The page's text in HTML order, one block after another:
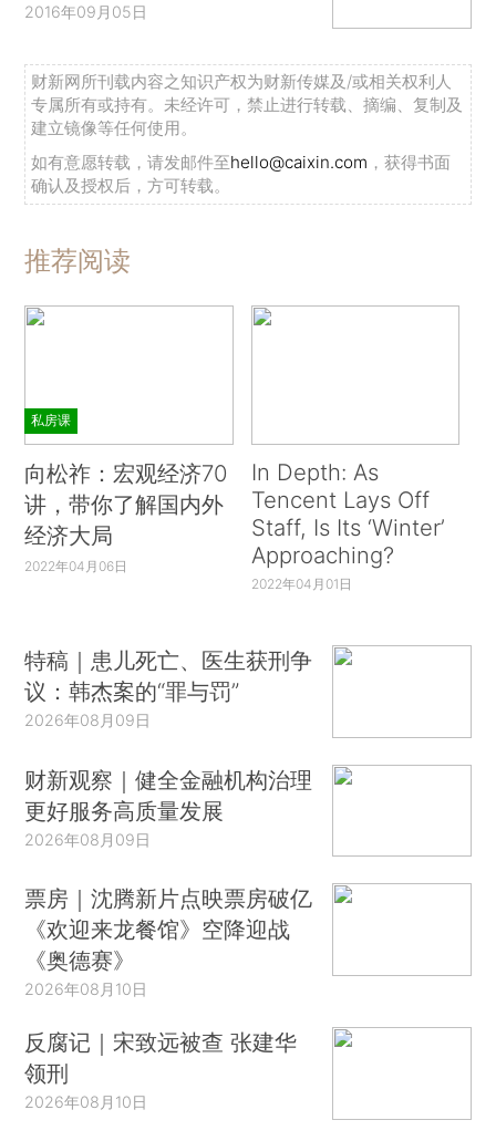
2016年09月05日
财新网所刊载内容之知识产权为财新传媒及/或相关权利人
专属所有或持有。未经许可，禁止进行转载、摘编、复制及
建立镜像等任何使用。
如有意愿转载，请发邮件至hello@caixin.com ，获得书面
确认及授权后，方可转载。
推荐阅读
私房课
向松祚：宏观经济70
讲，带你了解国内外
经济大局
2022年04月06日
In Depth: As
Tencent Lays Off
Staff, Is Its ‘Winter’
Approaching?
2022年04月01日
特稿｜患儿死亡、医生获刑争
议：韩杰案的“罪与罚”
2026年08月09日
财新观察｜健全金融机构治理
更好服务高质量发展
2026年08月09日
票房｜沈腾新片点映票房破亿
《欢迎来龙餐馆》空降迎战
《奥德赛》
2026年08月10日
反腐记｜宋致远被查 张建华
领刑
2026年08月10日